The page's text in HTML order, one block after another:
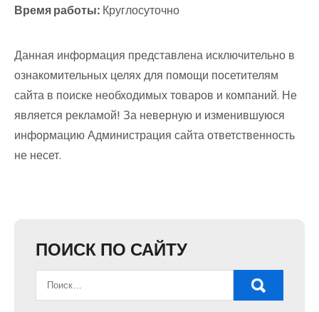
Время работы: Круглосуточно
Данная информация представлена исключительно в
ознакомительных целях для помощи посетителям
сайта в поиске необходимых товаров и компаний. Не
является рекламой! За неверную и изменившуюся
информацию Администрация сайта ответственность
не несет.
ПОИСК ПО САЙТУ